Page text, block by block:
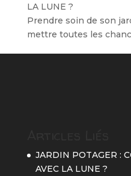
LA LUNE ?
Prendre soin de son
mettre toutes les
JARDIN POTAGER :
AVEC LA LUNE ?